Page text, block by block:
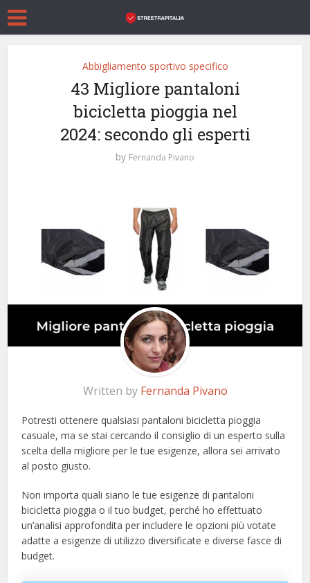
Abbigliamento sportivo specifico
43 Migliore pantaloni
bicicletta pioggia nel
2024: secondo gli esperti
by Fernanda Pivano
Written by Fernanda Pivano
Potresti ottenere qualsiasi pantaloni bicicletta pioggia
casuale, ma se stai cercando il consiglio di un esperto sulla
scelta della migliore per le tue esigenze, allora sei arrivato
al posto giusto.
Non importa quali siano le tue esigenze di pantaloni
bicicletta pioggia o il tuo budget, perché ho effettuato
un’analisi approfondita per includere le opzioni più votate
adatte a esigenze di utilizzo diversificate e diverse fasce di
budget.